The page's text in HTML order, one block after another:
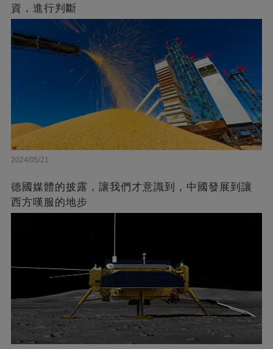
資，進行判斷
2024/05/21
德國媒體的披露，讓我們才意識到，中國發展到讓
西方嘆服的地步